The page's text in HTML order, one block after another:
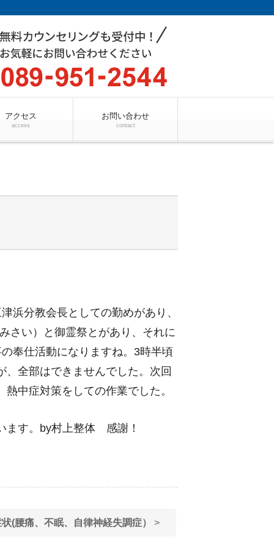
アクセス
access
お問い合わせ
contact
浜分教会長としての勤めがあり、
さい）と御霊祭とがあり、それに
奉仕活動になりますね。3時半頃
、全部はできませんでした。次回
中症対策をしての作業でした。
上整体 感謝！
(腰痛、不眠、自律神経失調症） >